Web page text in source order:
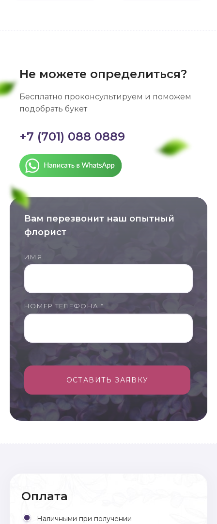
Не можете определиться?
Бесплатно проконсультируем и поможем
подобрать букет
+7 (701) 088 0889
Вам перезвонит наш опытный
флорист
ИМЯ
НОМЕР ТЕЛЕФОНА *
ОСТАВИТЬ ЗАЯВКУ
Оплата
Наличными при получении